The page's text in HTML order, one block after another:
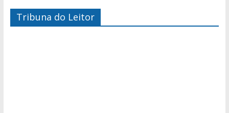
Tribuna do Leitor